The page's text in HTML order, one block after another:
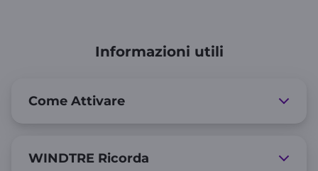
Informazioni utili
Come Attivare
WINDTRE Ricorda